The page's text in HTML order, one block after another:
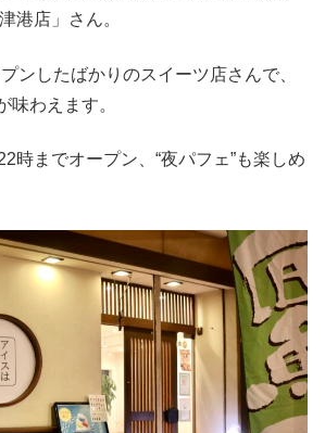
港店」さん。
ンしたばかりのスイーツ店さんで、
味わえます。
時までオープン、“夜パフェ”も楽しめ